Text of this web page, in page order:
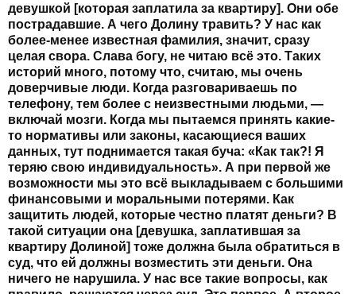
девушкой [которая заплатила за квартиру]. Они обе
пострадавшие. А чего Долину травить? У нас как
более-менее известная фамилия, значит, сразу
целая свора. Слава богу, не читаю всё это. Таких
историй много, потому что, считаю, мы очень
доверчивые люди. Когда разговариваешь по
телефону, тем более с неизвестными людьми, —
включай мозги. Когда мы пытаемся принять какие-
то нормативы или законы, касающиеся ваших
данных, тут поднимается такая буча: «Как так?! Я
теряю свою индивидуальность». А при первой же
возможности мы это всё выкладываем с большими
финансовыми и моральными потерями. Как
защитить людей, которые честно платят деньги? В
такой ситуации она [девушка, заплатившая за
квартиру Долиной] тоже должна была обратиться в
суд, что ей должны возместить эти деньги. Она
ничего не нарушила. У нас все такие вопросы, как